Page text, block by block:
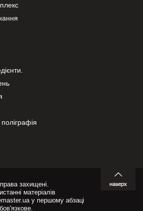
захищені.
матеріалів
у першому абзаці